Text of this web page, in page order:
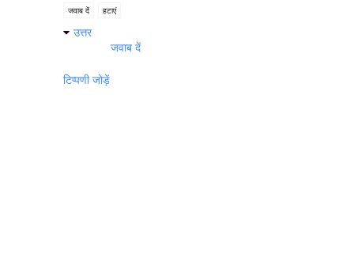
जवाब दें हटाएं
उत्तर
जवाब दें
टिप्पणी जोड़ें